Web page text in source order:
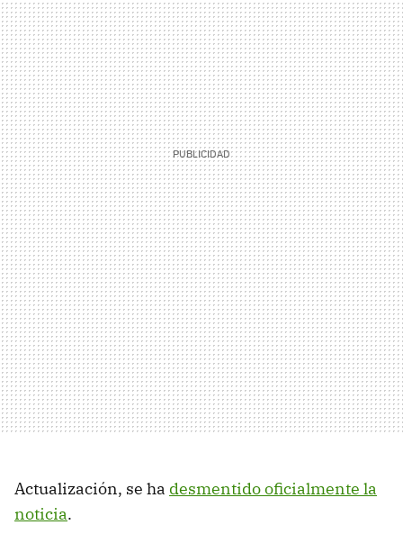
Actualización, se ha desmentido oficialmente la
noticia.